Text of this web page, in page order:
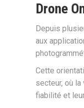
Drone
Depuis
aux
Cette
secteur, où
fiabilité et